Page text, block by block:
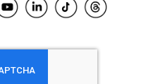
El Salvador
Honduras